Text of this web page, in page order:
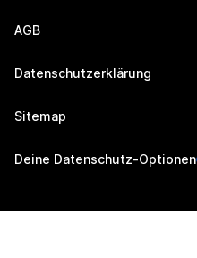
AGB
Datenschutzerklärung
Sitemap
Deine Datenschutz-Optionen